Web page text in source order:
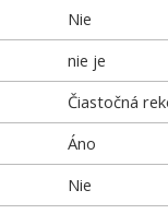
Nie
nie je
Čiastočná
Áno
Nie